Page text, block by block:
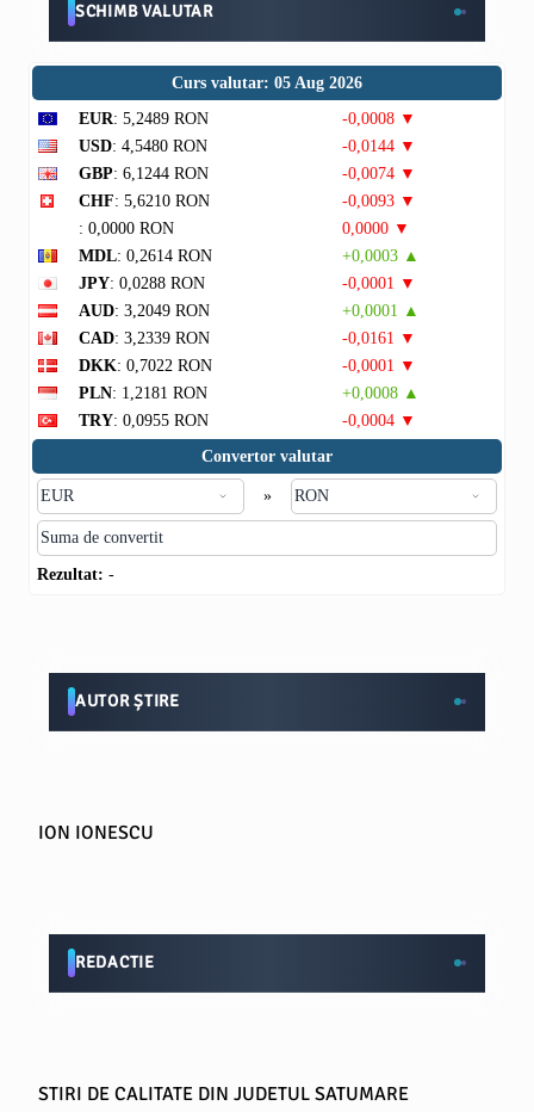
SCHIMB VALUTAR
Curs valutar: 05 Aug 2026
EUR: 5,2489 RON
-0,0008 ▼
USD: 4,5480 RON
-0,0144 ▼
GBP: 6,1244 RON
-0,0074 ▼
CHF: 5,6210 RON
-0,0093 ▼
: 0,0000 RON
0,0000 ▼
MDL: 0,2614 RON
+0,0003 ▲
JPY: 0,0288 RON
-0,0001 ▼
AUD: 3,2049 RON
+0,0001 ▲
CAD: 3,2339 RON
-0,0161 ▼
DKK: 0,7022 RON
-0,0001 ▼
PLN: 1,2181 RON
+0,0008 ▲
TRY: 0,0955 RON
-0,0004 ▼
Convertor valutar
»
Rezultat: -
AUTOR ȘTIRE
ION IONESCU
REDACTIE
STIRI DE CALITATE DIN JUDETUL SATUMARE